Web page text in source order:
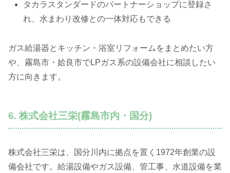
タカラスタンダードのパートナーショップに登録さ
れ、水まわり改修との一体対応もできる
ガス給湯器とキッチン・浴室リフォームをまとめたい方
や、霧島市・姶良市でLPガス系の設備会社に相談したい
方に向きます。
6. 株式会社三栄(霧島市内・国分)
株式会社三栄は、国分川内に拠点を置く1972年創業の設
備会社です。給湯設備やガス設備、管工事、水道設備を業